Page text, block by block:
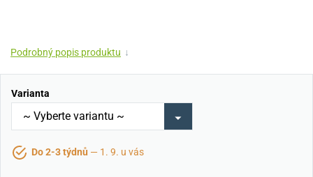
Podrobný popis produktu ↓
Varianta
Do 2-3 týdnů — 1. 9. u vás